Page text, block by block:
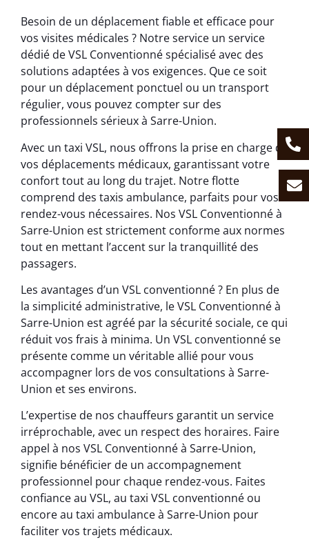
Besoin de un déplacement fiable et efficace pour
vos visites médicales ? Notre service un service
dédié de VSL Conventionné spécialisé avec des
solutions adaptées à vos exigences. Que ce soit
pour un déplacement ponctuel ou un transport
régulier, vous pouvez compter sur des
professionnels sérieux à Sarre-Union.
Avec un taxi VSL, nous offrons la prise en charge de
vos déplacements médicaux, garantissant votre
confort tout au long du trajet. Notre flotte
comprend des taxis ambulance, parfaits pour vos
rendez-vous nécessaires. Nos VSL Conventionné à
Sarre-Union est strictement conforme aux normes
tout en mettant l’accent sur la tranquillité des
passagers.
Les avantages d’un VSL conventionné ? En plus de
la simplicité administrative, le VSL Conventionné à
Sarre-Union est agréé par la sécurité sociale, ce qui
réduit vos frais à minima. Un VSL conventionné se
présente comme un véritable allié pour vous
accompagner lors de vos consultations à Sarre-
Union et ses environs.
L’expertise de nos chauffeurs garantit un service
irréprochable, avec un respect des horaires. Faire
appel à nos VSL Conventionné à Sarre-Union,
signifie bénéficier de un accompagnement
professionnel pour chaque rendez-vous. Faites
confiance au VSL, au taxi VSL conventionné ou
encore au taxi ambulance à Sarre-Union pour
faciliter vos trajets médicaux.